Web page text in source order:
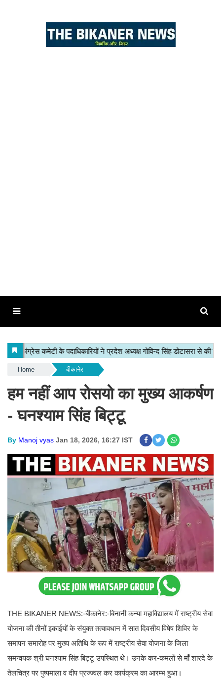
Home बीकानेर
हम नहीं आप रोसयो का मुख्य आकर्षण
- घनश्याम सिंह बिट्टू
By Manoj vyas Jan 18, 2026, 16:27 IST
THE BIKANER NEWS:-बीकानेर:-बिनानी कन्या महाविद्यालय में राष्ट्रीय सेवा
योजना की तीनों इकाईयों के संयुक्त तत्वावधान में सात दिवसीय विषेष शिविर के
समापन समारोह पर मुख्य अतिथि के रूप में राष्ट्रीय सेवा योजना के जिला
समन्वयक श्री घनश्याम सिंह बिट्टू उपस्थित थे। उनके कर-कमलों से माँ शारदे के
तेलचित्र पर पुष्पमाला व दीप प्रज्ज्वल कर कार्यक्रम का आरम्भ हुआ।